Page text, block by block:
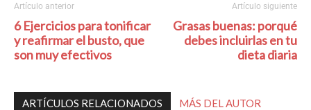
Artículo anterior
6 Ejercicios para tonificar
y reafirmar el busto, que
son muy efectivos
Artículo siguiente
Grasas buenas: porqué
debes incluirlas en tu
dieta diaria
ARTÍCULOS RELACIONADOS MÁS DEL AUTOR